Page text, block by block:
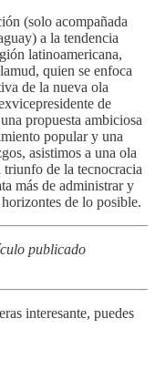
(solo acompañada
a la tendencia
latinoamericana,
quien se enfoca
de la nueva ola
de
propuesta ambiciosa
popular y una
asistimos a una ola
triunfo de la tecnocracia
más de administrar y
de lo posible.
publicado
interesante, puedes